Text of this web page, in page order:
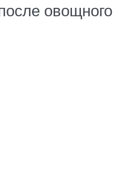
овощного